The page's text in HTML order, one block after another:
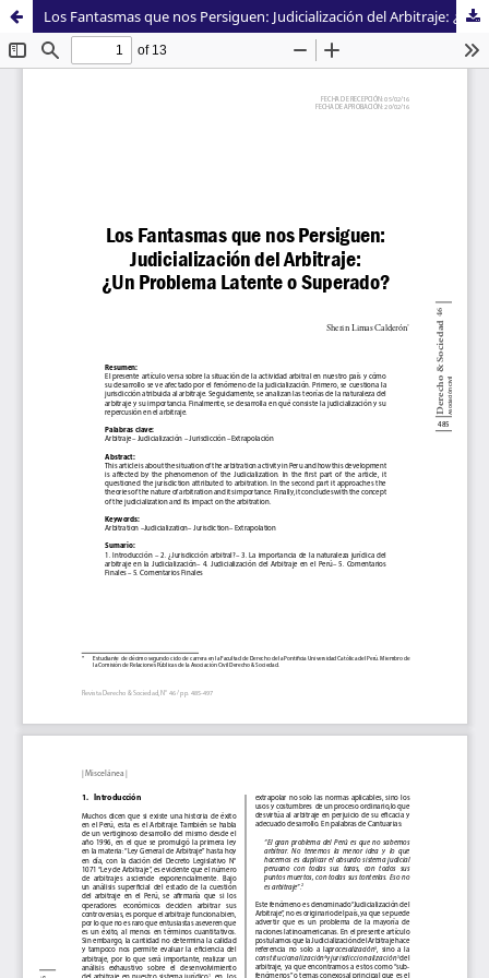
Los Fantasmas que nos Persiguen: Judicialización del Arbitraje: ¿Un Problema Latente o Superado?